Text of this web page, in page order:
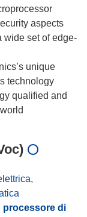
aspects
wide set of edge-
unique
technology
qualified and
processore di